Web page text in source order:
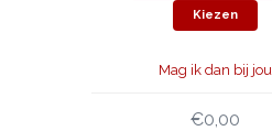
Kiezen
Mag ik dan bij jou
€0,00